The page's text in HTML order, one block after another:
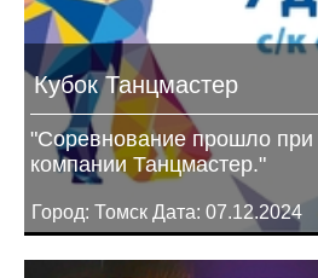
Кубок Танцмастер
"Соревнование прошло
компании Танцмастер."
Город: Томск Дата: 07.12.2024